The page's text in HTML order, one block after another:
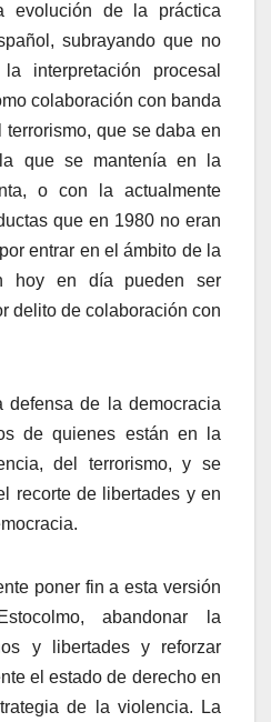
evolución de la práctica
subrayando que no
interpretación procesal
colaboración con banda
que se daba en
que se mantení­a en la
o con la actualmente
que en 1980 no eran
entrar en el ámbito de la
hoy en dí­a pueden ser
delito de colaboración con
de la democracia
de quienes están en la
del terrorismo, y se
recorte de libertades y en
poner fin a esta versión
abandonar la
y libertades y reforzar
el estado de derecho en
de la violencia. La